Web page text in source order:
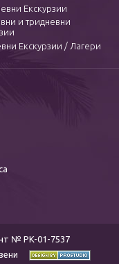
Екскурзии
и тридневни
Екскурзии / Лагери
№ PK-01-7537